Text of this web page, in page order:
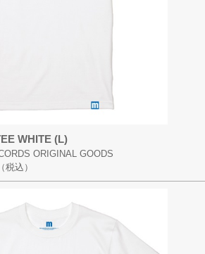
WHITE (L)
ORIGINAL GOODS
（税込）